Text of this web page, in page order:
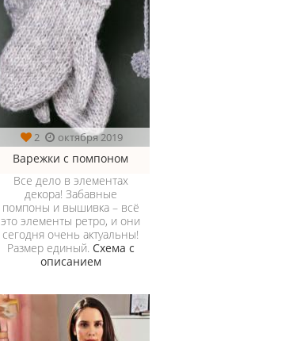
2 октября 2019
Варежки с помпоном
Все дело в элементах
декора! Забавные
помпоны и вышивка – всё
это элементы ретро, и они
сегодня очень актуальны!
Размер единый. Схема с
описанием